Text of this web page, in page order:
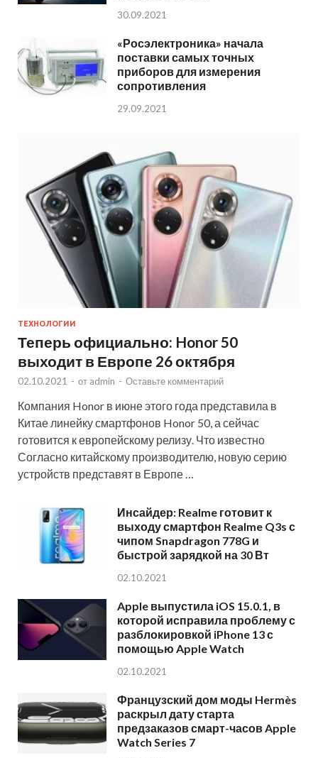
30.09.2021
«Росэлектроника» начала
поставки самых точных
приборов для измерения
сопротивления
29.09.2021
ТЕХНОЛОГИИ
Теперь официально: Honor 50
выходит в Европе 26 октября
02.10.2021 - от admin - Оставьте комментарий
Компания Honor в июне этого года представила в
Китае линейку смартфонов Honor 50, а сейчас
готовится к европейскому релизу. Что известно
Согласно китайскому производителю, новую серию
устройств представят в Европе …
Инсайдер: Realme готовит к
выходу смартфон Realme Q3s с
чипом Snapdragon 778G и
быстрой зарядкой на 30 Вт
02.10.2021
Apple выпустила iOS 15.0.1, в
которой исправила проблему с
разблокировкой iPhone 13 с
помощью Apple Watch
02.10.2021
Французский дом моды Hermès
раскрыл дату старта
предзаказов смарт-часов Apple
Watch Series 7